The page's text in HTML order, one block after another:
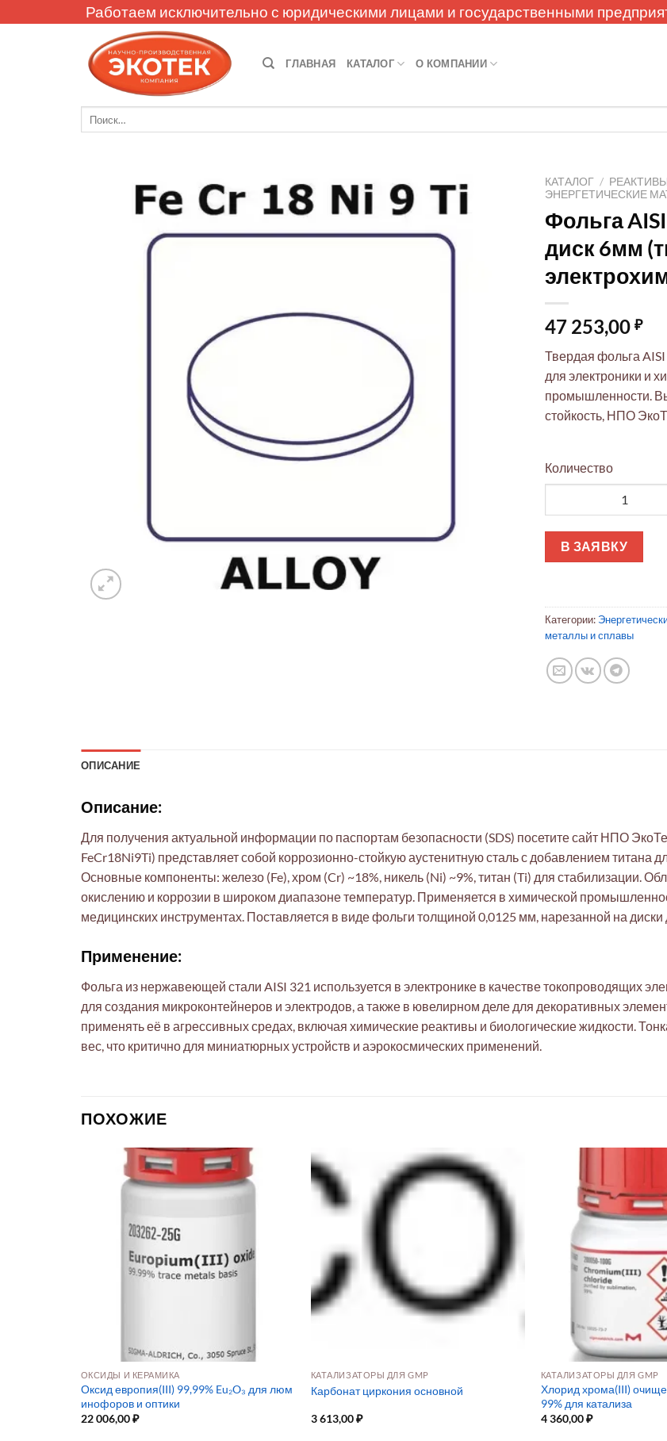
to
Работаем исключительно с юридическими лицами и государственными
ГЛАВНАЯ КАТАЛОГ О КОМПАНИИ
КАТАЛОГ /
ЭНЕРГЕТИЧЕСКИЕ
Фольга
диск 6мм
47 253,00 ₽
Твердая фольга
для электроники и
промышленности.
стойкость, НПО
Количество
В ЗАЯВКУ
Категории:
металлы и сплавы
ОПИСАНИЕ
Описание:
Для получения актуальной информации по паспортам безопасности (SDS) посетите сайт НПО
FeCr18Ni9Ti) представляет собой коррозионно-стойкую аустенитную сталь с добавлением титана
Основные компоненты: железо (Fe), хром (Cr) ~18%, никель (Ni) ~9%, титан (Ti) для стабилизации.
окислению и коррозии в широком диапазоне температур. Применяется в химической
медицинских инструментах. Поставляется в виде фольги толщиной 0,0125 мм, нарезанной на
Применение:
Фольга из нержавеющей стали AISI 321 используется в электронике в качестве токопроводящих
для создания микроконтейнеров и электродов, а также в ювелирном деле для декоративных
применять её в агрессивных средах, включая химические реактивы и биологические жидкости.
вес, что критично для миниатюрных устройств и аэрокосмических применений.
ПОХОЖИЕ
ОКСИДЫ И КЕРАМИКА
Оксид европия(III) 99,99% Eu₂O₃ для люм
инофоров и оптики
22 006,00₽
КАТАЛИЗАТОРЫ ДЛЯ GMP
Карбонат циркония основной
3 613,00₽
КАТАЛИЗАТОРЫ ДЛЯ GMP
Хлорид хрома(III)
99% для катализа
4 360,00₽